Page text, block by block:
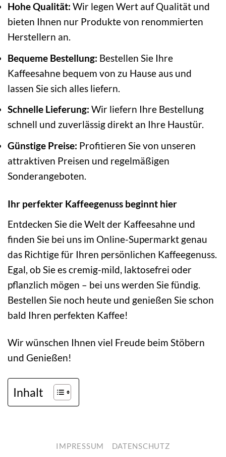
Hohe Qualität: Wir legen Wert auf Qualität und
bieten Ihnen nur Produkte von renommierten
Herstellern an.
Bequeme Bestellung: Bestellen Sie Ihre
Kaffeesahne bequem von zu Hause aus und
lassen Sie sich alles liefern.
Schnelle Lieferung: Wir liefern Ihre Bestellung
schnell und zuverlässig direkt an Ihre Haustür.
Günstige Preise: Profitieren Sie von unseren
attraktiven Preisen und regelmäßigen
Sonderangeboten.
Ihr perfekter Kaffeegenuss beginnt hier
Entdecken Sie die Welt der Kaffeesahne und
finden Sie bei uns im Online-Supermarkt genau
das Richtige für Ihren persönlichen Kaffeegenuss.
Egal, ob Sie es cremig-mild, laktosefrei oder
pflanzlich mögen – bei uns werden Sie fündig.
Bestellen Sie noch heute und genießen Sie schon
bald Ihren perfekten Kaffee!
Wir wünschen Ihnen viel Freude beim Stöbern
und Genießen!
Inhalt
IMPRESSUM DATENSCHUTZ